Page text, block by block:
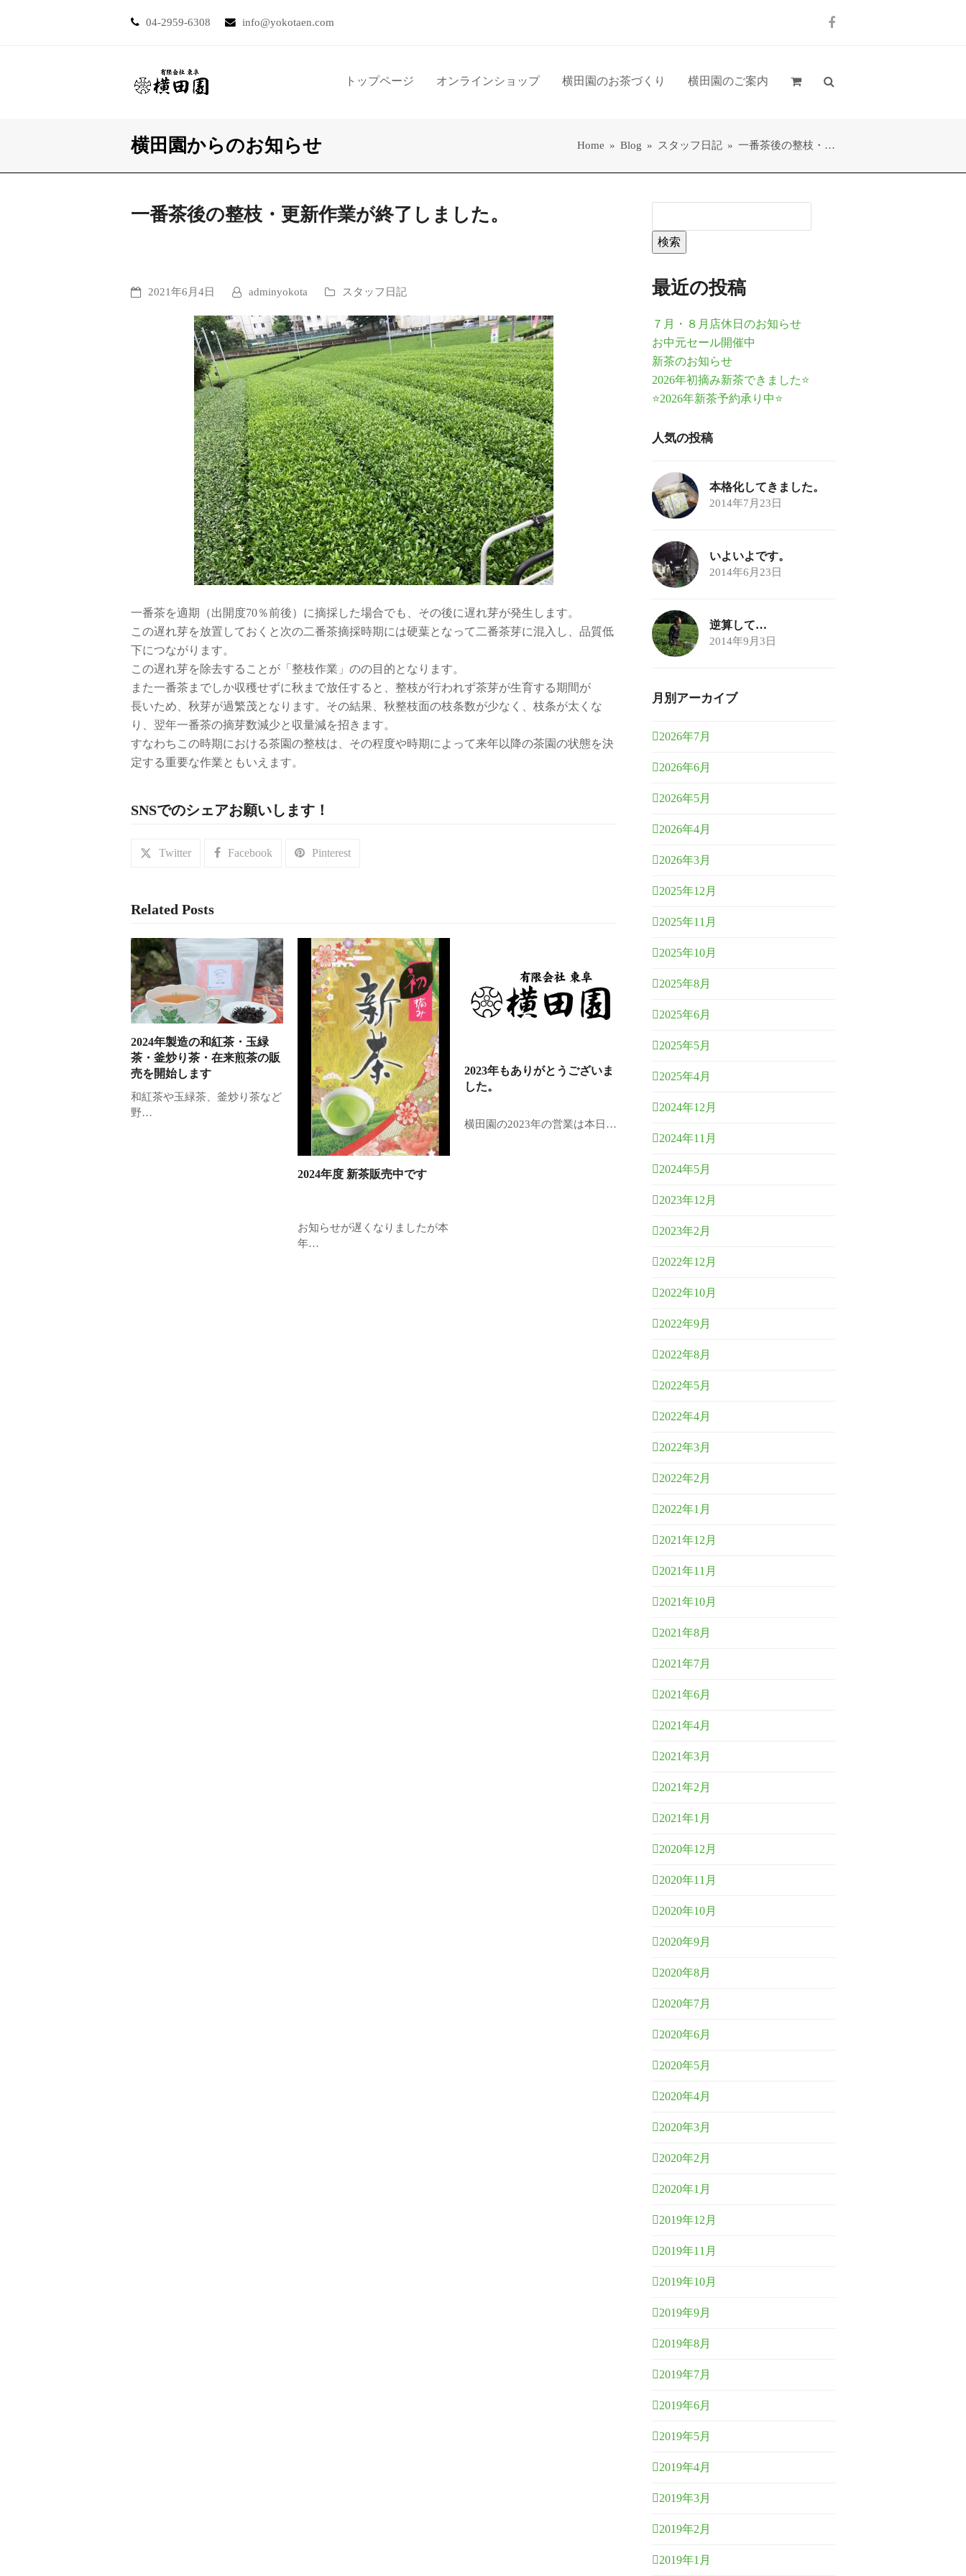
04-2959-6308 info@yokotaen.com Facebook
トップページ オンラインショップ 横田園のお茶づくり 横田園のご案内
横田園からのお知らせ Home » Blog » スタッフ日記 » 一番茶後の整枝・…
一番茶後の整枝・更新作業が終了しました。
2021年6月4日 adminyokota スタッフ日記
一番茶を適期（出開度70％前後）に摘採した場合でも、その後に遅れ芽が発生します。
この遅れ芽を放置しておくと次の二番茶摘採時期には硬葉となって二番茶芽に混入し、品質低
下につながります。
この遅れ芽を除去することが「整枝作業」のの目的となります。
また一番茶までしか収穫せずに秋まで放任すると、整枝が行われず茶芽が生育する期間が
長いため、秋芽が過繁茂となります。その結果、秋整枝面の枝条数が少なく、枝条が太くな
り、翌年一番茶の摘芽数減少と収量減を招きます。
すなわちこの時期における茶園の整枝は、その程度や時期によって来年以降の茶園の状態を決
定する重要な作業ともいえます。
SNSでのシェアお願いします！
Twitter Facebook Pinterest
Related Posts
2024年製造の和紅茶・玉緑
茶・釜炒り茶・在来煎茶の販
売を開始します
和紅茶や玉緑茶、釜炒り茶など
野…
2024年度 新茶販売中です
お知らせが遅くなりましたが本
年…
2023年もありがとうございま
した。
横田園の2023年の営業は本日…
検索
最近の投稿
７月・８月店休日のお知らせ
お中元セール開催中
新茶のお知らせ
2026年初摘み新茶できました⭐
⭐2026年新茶予約承り中⭐
人気の投稿
本格化してきました。
2014年7月23日
いよいよです。
2014年6月23日
逆算して…
2014年9月3日
月別アーカイブ
2026年7月
2026年6月
2026年5月
2026年4月
2026年3月
2025年12月
2025年11月
2025年10月
2025年8月
2025年6月
2025年5月
2025年4月
2024年12月
2024年11月
2024年5月
2023年12月
2023年2月
2022年12月
2022年10月
2022年9月
2022年8月
2022年5月
2022年4月
2022年3月
2022年2月
2022年1月
2021年12月
2021年11月
2021年10月
2021年8月
2021年7月
2021年6月
2021年4月
2021年3月
2021年2月
2021年1月
2020年12月
2020年11月
2020年10月
2020年9月
2020年8月
2020年7月
2020年6月
2020年5月
2020年4月
2020年3月
2020年2月
2020年1月
2019年12月
2019年11月
2019年10月
2019年9月
2019年8月
2019年7月
2019年6月
2019年5月
2019年4月
2019年3月
2019年2月
2019年1月